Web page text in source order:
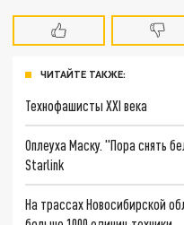
ЧИТАЙТЕ ТАКЖЕ:
Технофашисты XXI века
Оплеуха Маску. "Пора снять
Starlink
На трассах Новосибирской